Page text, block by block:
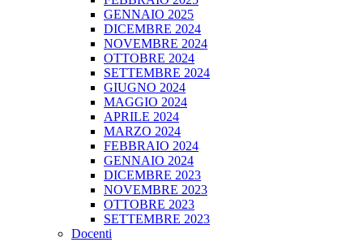
GENNAIO 2025
DICEMBRE 2024
NOVEMBRE 2024
OTTOBRE 2024
SETTEMBRE 2024
GIUGNO 2024
MAGGIO 2024
APRILE 2024
MARZO 2024
FEBBRAIO 2024
GENNAIO 2024
DICEMBRE 2023
NOVEMBRE 2023
OTTOBRE 2023
SETTEMBRE 2023
Docenti